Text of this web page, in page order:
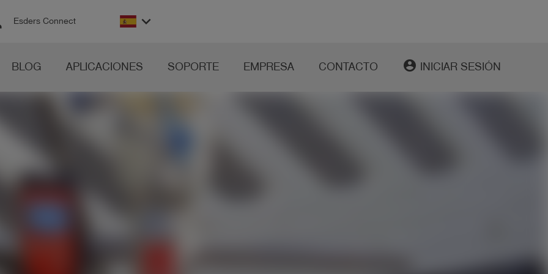
Esders Connect keyboard_arrow_down
BLOG APLICACIONES SOPORTE EMPRESA CONTACTO account_circle INICIAR SESIÓN